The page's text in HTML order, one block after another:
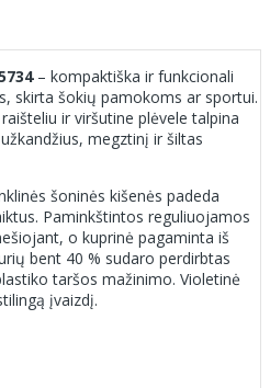
– kompaktiška ir funkcionali
skirta šokių pamokoms ar sportui.
ir viršutine plėvele talpina
megztinį ir šiltas
šoninės kišenės padeda
Paminkštintos reguliuojamos
o kuprinė pagaminta iš
bent 40 % sudaro perdirbtas
taršos mažinimo. Violetinė
įvaizdį.